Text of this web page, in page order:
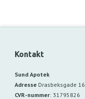
Kontakt
Sund Apotek
Adresse Drasbeksgade 16
CVR-nummer: 31795826